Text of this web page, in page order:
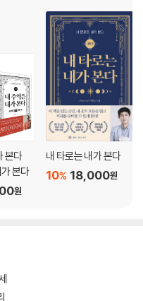
법
본다
본다
원
내 타로는 내가 본다
18,000원
10%